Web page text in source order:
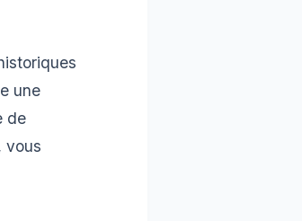
une
de
vous